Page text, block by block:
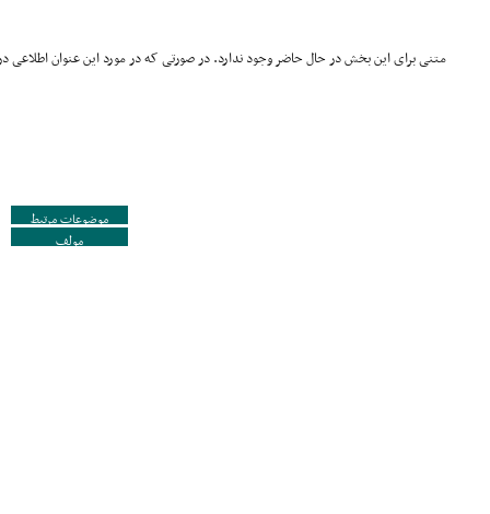
متنی برای این بخش در حال حاضر وجود ندارد. در صورتی که در مورد این عنوان اطلاعی
موضوعات مرتبط
مولف